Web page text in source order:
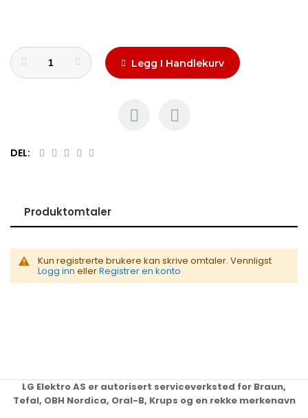
Legg I Handlekurv
DEL:
Produktomtaler
Kun registrerte brukere kan skrive omtaler. Vennligst
Logg inn ellerRegistrer en konto
LG Elektro AS er autorisert serviceverksted for Braun,
Tefal, OBH Nordica, Oral-B, Krups og en rekke merkenavn